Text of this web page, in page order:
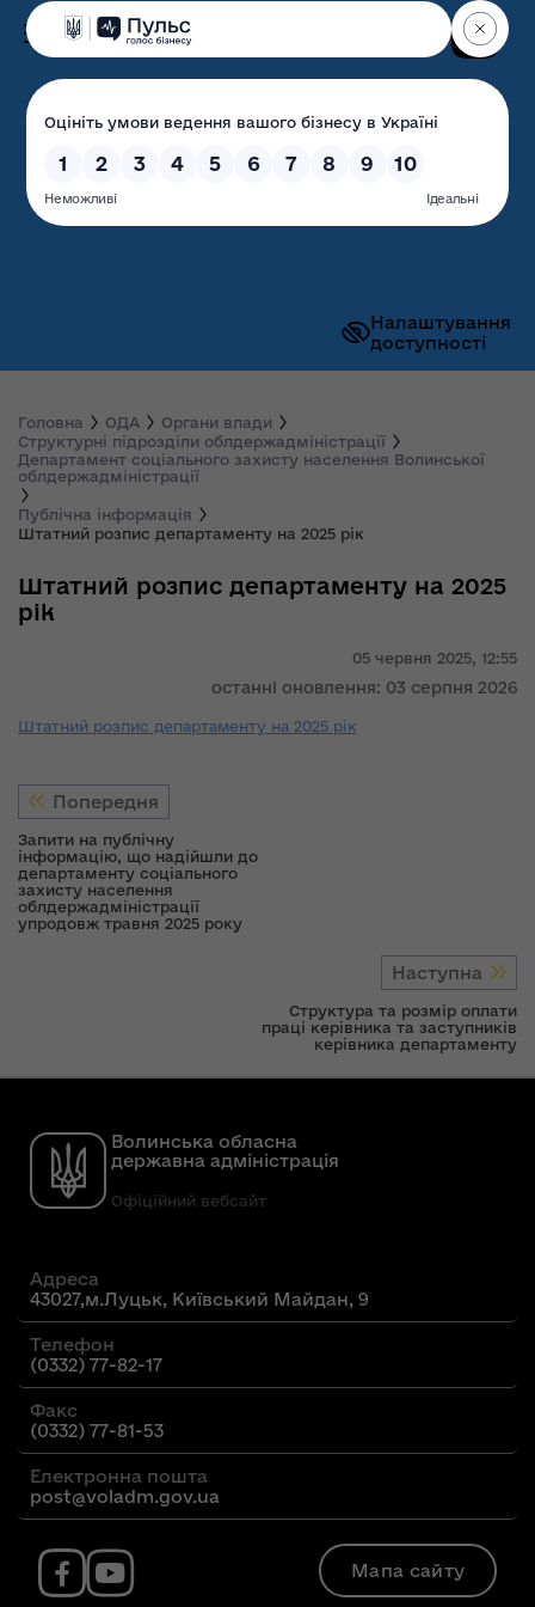
Налаштування
доступності
Волинська обласна
державна адміністрація
Головна ОДА
Органи влади
Структурні підрозділи облдержадміністрації
Департамент соціального захисту населення Волинської
облдержадміністрації
Публічна інформація
Штатний розпис департаменту на 2025 рік
05 червня 2025, 12:55
останні оновлення: 03 серпня 2026
Штатний розпис департаменту на 2025
рік
Штатний розпис департаменту на 2025 рік
Попередня
Запити на публічну
інформацію, що надійшли до
департаменту соціального
захисту населення
облдержадміністрації
упродовж травня 2025 року
Наступна
Структура та розмір оплати
праці керівника та заступників
керівника департаменту
Волинська обласна
державна адміністрація
Офіційний вебсайт
Адреса
43027,м.Луцьк, Київський Майдан, 9
Телефон
(0332) 77-82-17
Факс
(0332) 77-81-53
Електронна пошта
post@voladm.gov.ua
Мапа сайту